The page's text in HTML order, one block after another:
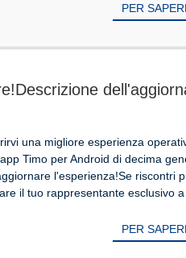
PER
(SP2) di decima
una migliore esperienza
Timo per Android di decima
l'esperienza!Se riscontri
il tuo rappresentante esclusivo a
PER